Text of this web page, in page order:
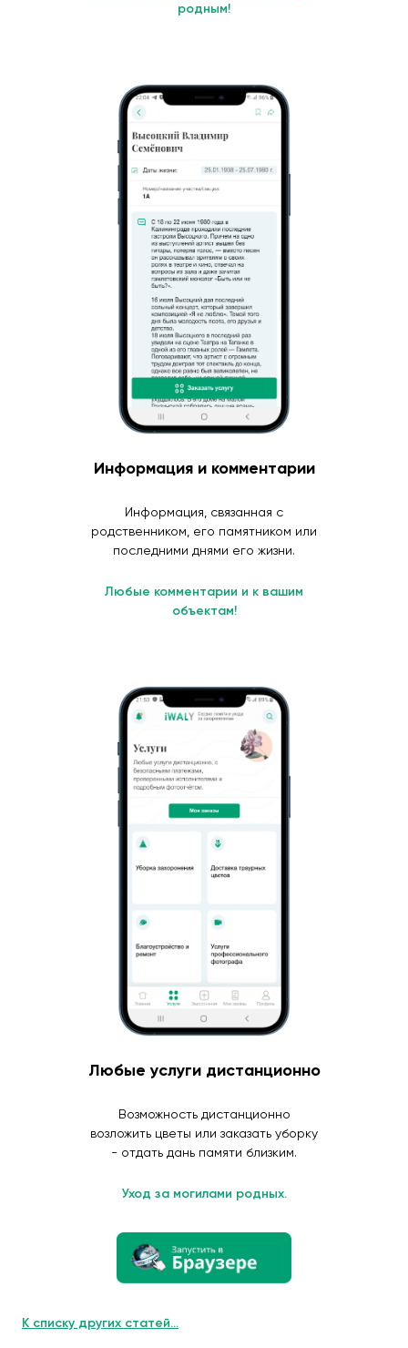
родным!
Информация и комментарии
Информация, связанная с
родственником, его памятником или
последними днями его жизни.
Любые комментарии и к вашим
объектам!
Любые услуги дистанционно
Возможность дистанционно
возложить цветы или заказать уборку
- отдать дань памяти близким.
Уход за могилами родных.
К списку других статей...